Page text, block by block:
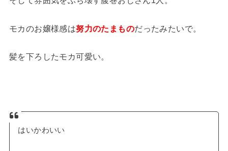
モカのお嬢様感は努力のたまものだったみたいで。
髪を下ろしたモカ可愛い。
はいかわいい